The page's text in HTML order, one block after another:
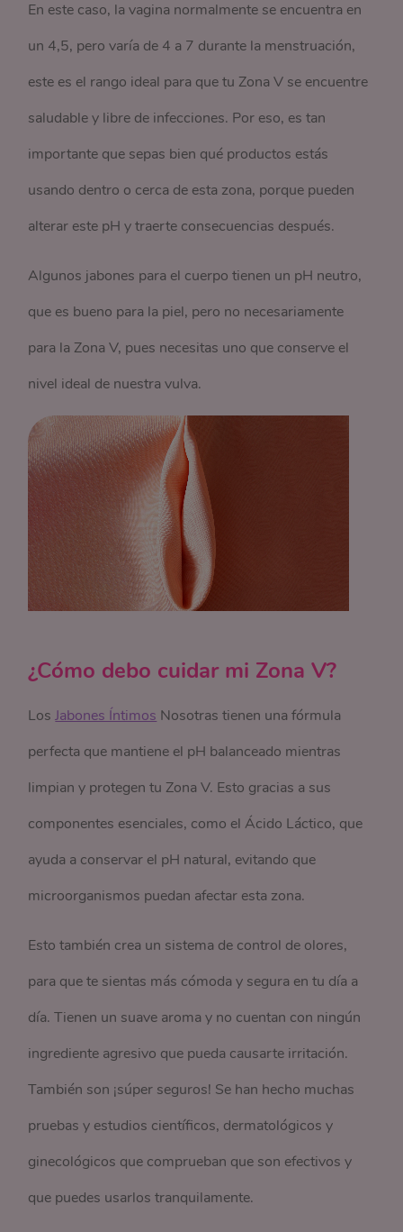
En este caso, la vagina normalmente se encuentra en
un 4,5, pero varía de 4 a 7 durante la menstruación,
este es el rango ideal para que tu Zona V se encuentre
saludable y libre de infecciones. Por eso, es tan
importante que sepas bien qué productos estás
usando dentro o cerca de esta zona, porque pueden
alterar este pH y traerte consecuencias después.
Algunos jabones para el cuerpo tienen un pH neutro,
que es bueno para la piel, pero no necesariamente
para la Zona V, pues necesitas uno que conserve el
nivel ideal de nuestra vulva.
¿Cómo debo cuidar mi Zona V?
LosJabones Íntimos Nosotras tienen una fórmula
perfecta que mantiene el pH balanceado mientras
limpian y protegen tu Zona V. Esto gracias a sus
componentes esenciales, como el Ácido Láctico, que
ayuda a conservar el pH natural, evitando que
microorganismos puedan afectar esta zona.
Esto también crea un sistema de control de olores,
para que te sientas más cómoda y segura en tu día a
día. Tienen un suave aroma y no cuentan con ningún
ingrediente agresivo que pueda causarte irritación.
También son ¡súper seguros! Se han hecho muchas
pruebas y estudios científicos, dermatológicos y
ginecológicos que comprueban que son efectivos y
que puedes usarlos tranquilamente.